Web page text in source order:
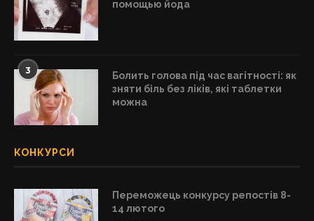
помощью йода
3
Болить голова під час вагітності: як
зняти біль без ліків, які таблетки
можна
КОНКУРСИ
Переможець конкурсу репостів 8-
14 лютого